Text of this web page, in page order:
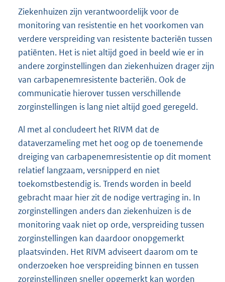
gezondheidszorg in principe een goed beeld geeft
van de landelijke trends. Maar dat dit met de
toenemende dreiging niet voldoende is.
Ziekenhuizen zijn verantwoordelijk voor de
monitoring van resistentie en het voorkomen van
verdere verspreiding van resistente bacteriën tussen
patiënten. Het is niet altijd goed in beeld wie er in
van carbapenemresistente bacteriën. Ook de
communicatie hierover tussen verschillende
zorginstellingen is lang niet altijd goed geregeld.
Al met al concludeert het RIVM dat de
dataverzameling met het oog op de toenemende
dreiging van carbapenemresistentie op dit moment
relatief langzaam, versnipperd en niet
toekomstbestendig is. Trends worden in beeld
gebracht maar hier zit de nodige vertraging in. In
zorginstellingen anders dan ziekenhuizen is de
monitoring vaak niet op orde, verspreiding tussen